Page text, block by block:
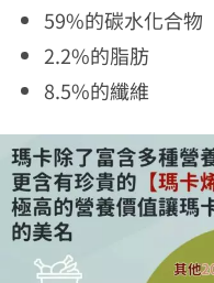
59%的碳水化合物
2.2%的脂肪
8.5%的纖維